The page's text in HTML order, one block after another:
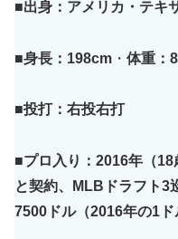
■出身：アメリカ・テキ
■身長：198cm ・ 体重：
■投打：右投右打
■プロ入り：2016年（
と契約、MLBドラフト3
7500ドル（2016年の1ド